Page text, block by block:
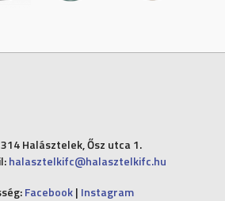
Halásztelek, Ősz utca 1.
halasztelkifc@halasztelkifc.hu
Facebook| Instagram